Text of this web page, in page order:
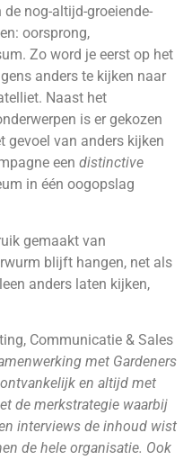
nog-altijd-groeiende-
oorsprong,
Zo word je eerst op het
anders te kijken naar
Naast het
is er gekozen
gevoel van anders kijken
een distinctive
in één oogopslag
gemaakt van
blijft hangen, net als
anders laten kijken,
Communicatie & Sales
met Gardeners
en altijd met
de merkstrategie waarbij
interviews de inhoud wist
de hele organisatie. Ook